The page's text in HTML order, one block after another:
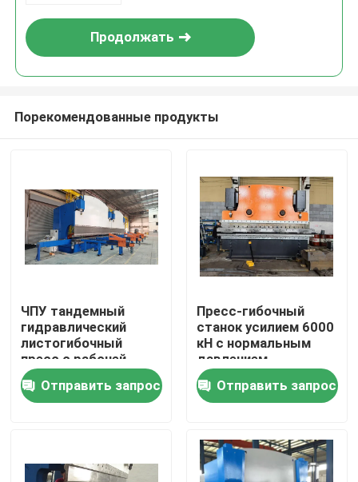
Домой
О нас
Продолжать
Порекомендованные продукты
ЧПУ тандемный
гидравлический
листогибочный
пресс с рабочей
силой 2x1200 тонн и
длиной стола 2x6250
мм для длительного
Отправить запрос
Пресс-гибочный
станок усилием 6000
кН с нормальным
давлением,
скоростью гибки 5
мм/с и длиной листа
2200-7000 мм
Отправить запрос